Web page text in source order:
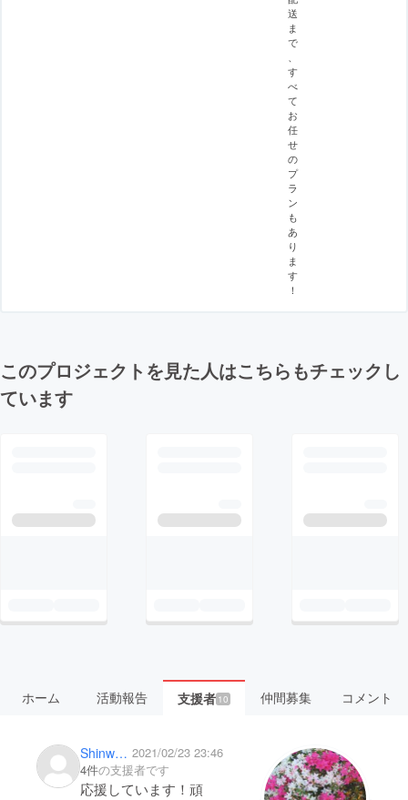
送
ま
で
す
べ
て
お
任
せ
の
プ
ラ
ン
も
あ
り
ま
す
！
このプロジェクトを見た人はこちらもチェックし
ています
ホーム 活動報告 支援者 10 仲間募集 コメント
Shinwa0729 2021/02/23 23:46
4件の支援者です
応援しています！頑